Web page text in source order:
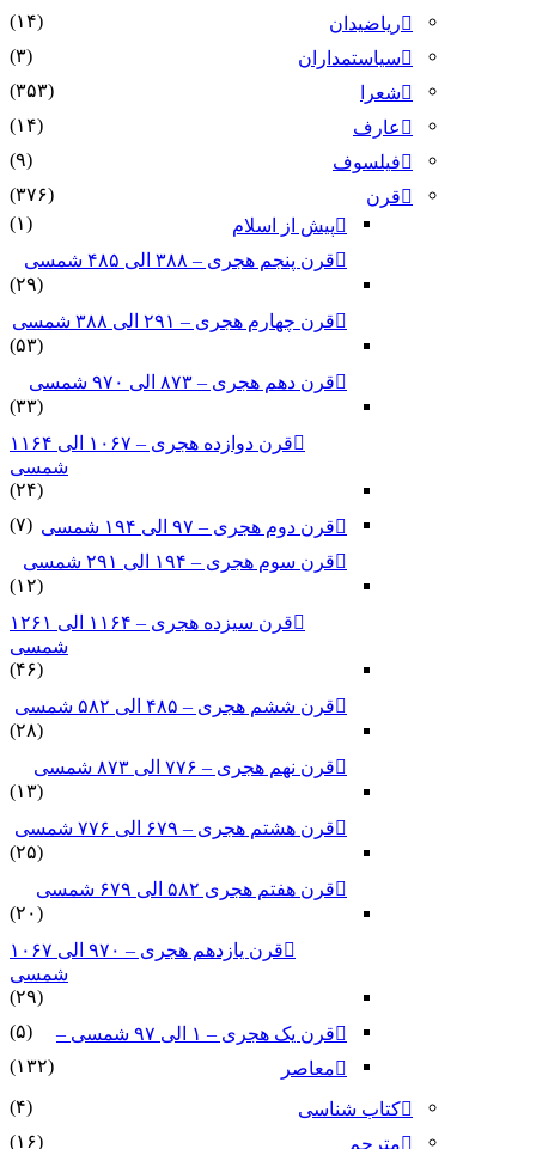
ریاضیدان
(۱۴)
سیاستمداران
(۳)
شعرا
(۳۵۳)
عارف
(۱۴)
فیلسوف
(۹)
قرن
(۳۷۶)
پیش از اسلام
(۱)
قرن پنجم هجری – ۳۸۸ الی ۴۸۵ شمسی
(۲۹)
قرن چهارم هجری – ۲۹۱ الی ۳۸۸ شمسی
(۵۳)
قرن دهم هجری – ۸۷۳ الی ۹۷۰ شمسی
(۳۳)
قرن دوازده هجری – ۱۰۶۷ الی ۱۱۶۴
شمسی
(۲۴)
قرن دوم هجری – ۹۷ الی ۱۹۴ شمسی
(۷)
قرن سوم هجری – ۱۹۴ الی ۲۹۱ شمسی
(۱۲)
قرن سیزده هجری – ۱۱۶۴ الی ۱۲۶۱
شمسی
(۴۶)
قرن ششم هجری – ۴۸۵ الی ۵۸۲ شمسی
(۲۸)
قرن نهم هجری – ۷۷۶ الی ۸۷۳ شمسی
(۱۳)
قرن هشتم هجری – ۶۷۹ الی ۷۷۶ شمسی
(۲۵)
قرن هفتم هجری ۵۸۲ الی ۶۷۹ شمسی
(۲۰)
قرن یازدهم هجری – ۹۷۰ الی ۱۰۶۷
شمسی
(۲۹)
قرن یک هجری – ۱ الی ۹۷ شمسی –
(۵)
معاصر
(۱۳۲)
کتاب شناسی
(۴)
مترجم
(۱۶)